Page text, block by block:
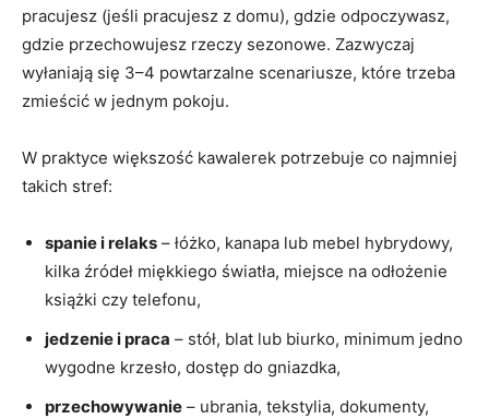
pracujesz (jeśli pracujesz z domu), gdzie odpoczywasz,
gdzie przechowujesz rzeczy sezonowe. Zazwyczaj
wyłaniają się 3–4 powtarzalne scenariusze, które trzeba
zmieścić w jednym pokoju.
W praktyce większość kawalerek potrzebuje co najmniej
takich stref:
spanie i relaks – łóżko, kanapa lub mebel hybrydowy,
kilka źródeł miękkiego światła, miejsce na odłożenie
książki czy telefonu,
jedzenie i praca – stół, blat lub biurko, minimum jedno
wygodne krzesło, dostęp do gniazdka,
przechowywanie – ubrania, tekstylia, dokumenty,